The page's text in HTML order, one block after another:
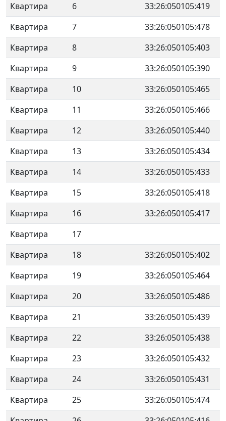
Квартира
6
33:26:050105:419
Квартира
7
33:26:050105:478
Квартира
8
33:26:050105:403
Квартира
9
33:26:050105:390
Квартира
10
33:26:050105:465
Квартира
11
33:26:050105:466
Квартира
12
33:26:050105:440
Квартира
13
33:26:050105:434
Квартира
14
33:26:050105:433
Квартира
15
33:26:050105:418
Квартира
16
33:26:050105:417
Квартира
17
Квартира
18
33:26:050105:402
Квартира
19
33:26:050105:464
Квартира
20
33:26:050105:486
Квартира
21
33:26:050105:439
Квартира
22
33:26:050105:438
Квартира
23
33:26:050105:432
Квартира
24
33:26:050105:431
Квартира
25
33:26:050105:474